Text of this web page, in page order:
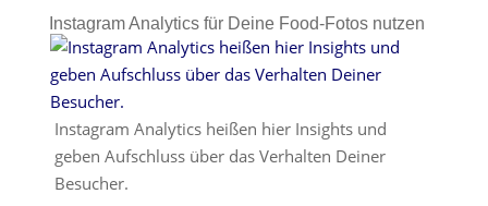
Instagram Analytics für Deine Food-Fotos nutzen
Instagram Analytics heißen hier Insights und
geben Aufschluss über das Verhalten Deiner
Besucher.